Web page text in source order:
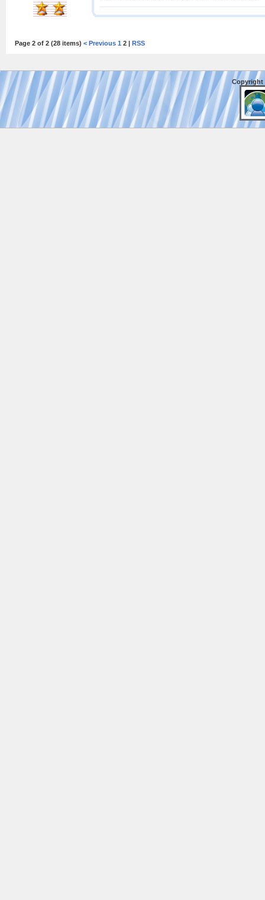
Page 2 of 2 (28 items) < Previous 1 2 | RSS
Copyright